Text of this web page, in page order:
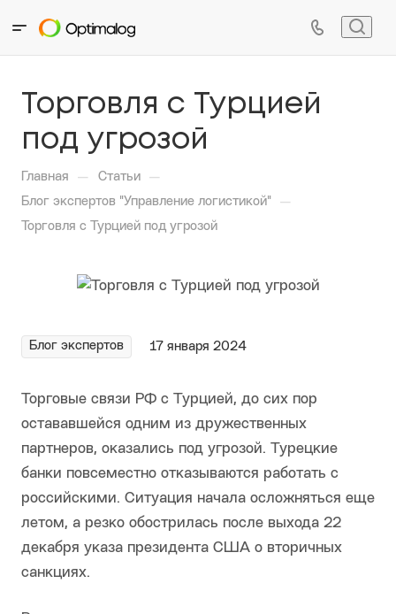
Торговля с Турцией
под угрозой
Главная — Статьи —
Блог экспертов "Управление логистикой" —
Торговля с Турцией под угрозой
Блог экспертов 17 января 2024
Торговые связи РФ с Турцией, до сих пор
остававшейся одним из дружественных
партнеров, оказались под угрозой. Турецкие
банки повсеместно отказываются работать с
российскими. Ситуация начала осложняться еще
летом, а резко обострилась после выхода 22
декабря указа президента США о вторичных
санкциях.